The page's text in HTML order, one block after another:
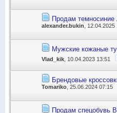
Продам
alexander.bukin ,
Мужские кожаные
Vlad_kik , 10.04.2023 13:51
Брендовые
Tomariko , 25.06.2024 07:15
Продам спецобувь